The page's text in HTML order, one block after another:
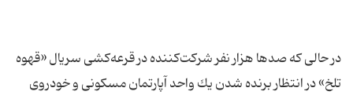
در حالی كه صدها هزار نفر شركت‌كننده در قرعه‌كشی سریال «قهوه
تلخ» در انتظار برنده شدن یك واحد آپارتمان مسكونی و خودروی